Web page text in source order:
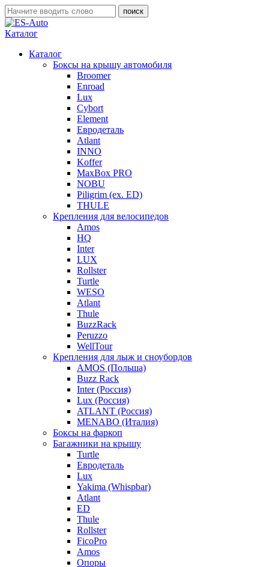
Каталог
Каталог
Боксы на крышу автомобиля
Broomer
Enroad
Lux
Cybort
Element
Евродеталь
Atlant
INNO
Koffer
MaxBox PRO
NOBU
Piligrim (ex. ED)
THULE
Крепления для велосипедов
Amos
HQ
Inter
LUX
Rollster
Turtle
WESO
Atlant
Thule
BuzzRack
Peruzzo
WellTour
Крепления для лыж и сноубордов
AMOS (Польша)
Buzz Rack
Inter (Россия)
Lux (Россия)
ATLANT (Россия)
MENABO (Италия)
Боксы на фаркоп
Багажники на крышу
Turtle
Евродеталь
Lux
Yakima (Whispbar)
Atlant
ED
Thule
Rollster
FicoPro
Amos
Опоры